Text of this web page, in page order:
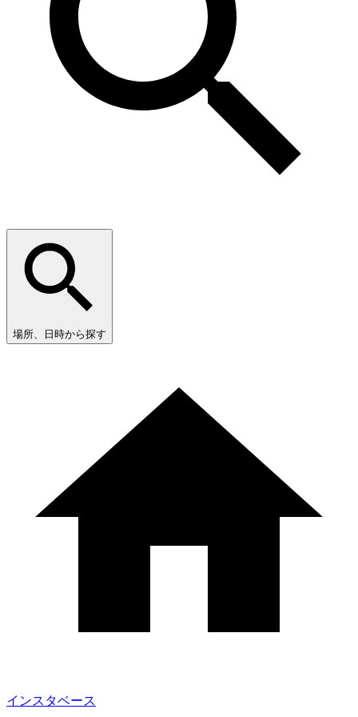
場所、日時から探す
インスタベース